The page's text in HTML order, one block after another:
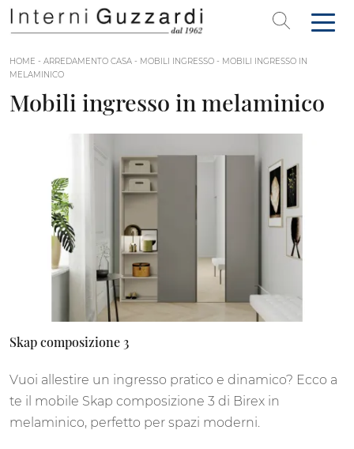
HOME - ARREDAMENTO CASA - MOBILI INGRESSO - MOBILI INGRESSO IN
MELAMINICO
Mobili ingresso in melaminico
Skap composizione 3
Vuoi allestire un ingresso pratico e dinamico? Ecco a
te il mobile Skap composizione 3 di Birex in
melaminico, perfetto per spazi moderni.